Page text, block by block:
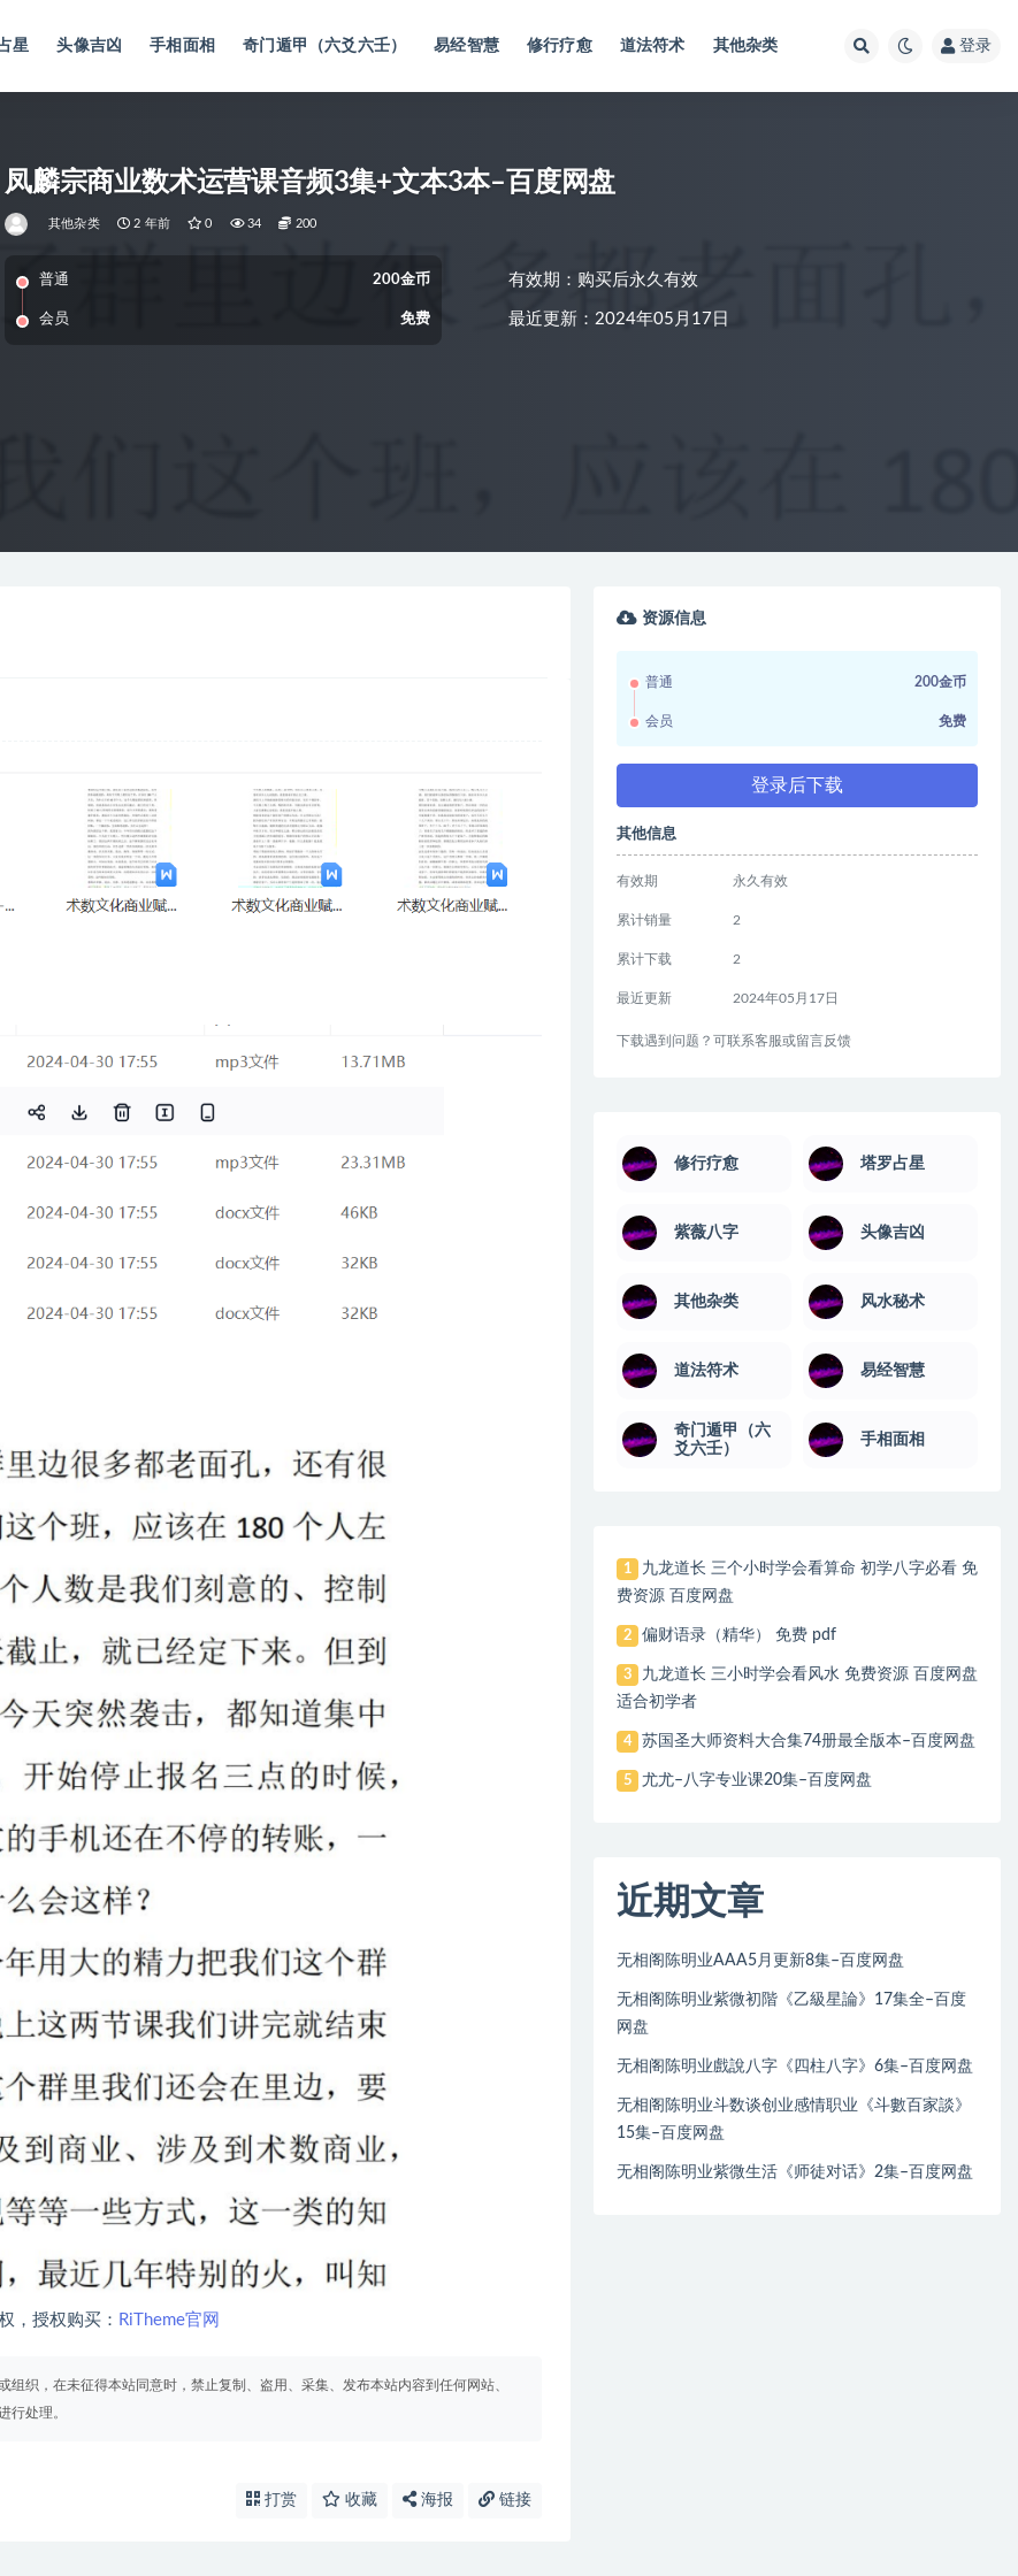
星 头像吉凶 手相面相 奇门遁甲（六爻六壬） 易经智慧 修行疗愈 道法符术 其他杂类 登录
凤麟宗商业数术运营课音频3集+文本3本–百度网盘
其他杂类 2 年前 0 34 200
普通 200金币
会员 免费
有效期：购买后永久有效
最近更新：2024年05月17日
，授权购买： RiTheme官网
织，在未征得本站同意时，禁止复制、盗用、采集、发布本站内容到任何网站、
行处理。
打赏 收藏 海报 链接
资源信息
普通 200金币
会员 免费
登录后下载
其他信息
有效期 永久有效
累计销量 2
累计下载 2
最近更新 2024年05月17日
下载遇到问题？可联系客服或留言反馈
修行疗愈 塔罗占星
紫薇八字 头像吉凶
其他杂类 风水秘术
道法符术 易经智慧
奇门遁甲（六
爻六壬）
手相面相
1
九龙道长 三个小时学会看算命 初学八字必看 免
费资源 百度网盘
2 偏财语录（精华） 免费 pdf
3
九龙道长 三小时学会看风水 免费资源 百度网盘
适合初学者
4 苏国圣大师资料大合集74册最全版本–百度网盘
5 尤尤–八字专业课20集–百度网盘
近期文章
无相阁陈明业AAA5月更新8集–百度网盘
无相阁陈明业紫微初階《乙級星論》17集全–百度
网盘
无相阁陈明业戲說八字《四柱八字》6集–百度网盘
无相阁陈明业斗数谈创业感情职业《斗數百家談》
15集–百度网盘
无相阁陈明业紫微生活《师徒对话》2集–百度网盘